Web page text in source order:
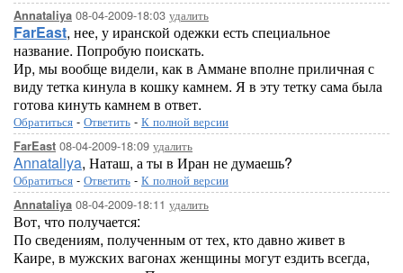
Annataliya 08-04-2009-18:03 удалить
FarEast, нее, у иранской одежки есть специальное
название. Попробую поискать.
Ир, мы вообще видели, как в Аммане вполне приличная с
виду тетка кинула в кошку камнем. Я в эту тетку сама была
готова кинуть камнем в ответ.
Обратиться - Ответить - К полной версии
FarEast 08-04-2009-18:09 удалить
Annataliya, Наташ, а ты в Иран не думаешь?
Обратиться - Ответить - К полной версии
Annataliya 08-04-2009-18:11 удалить
Вот, что получается:
По сведениям, полученным от тех, кто давно живет в
Каире, в мужских вагонах женщины могут ездить всегда,